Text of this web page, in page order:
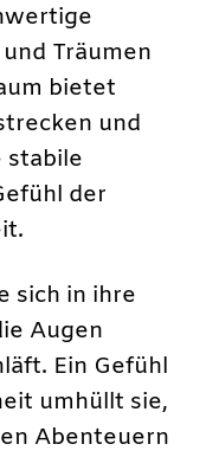
Träumen
bietet
und
stabile
der
sich in ihre
Augen
Ein Gefühl
umhüllt sie,
Abenteuern